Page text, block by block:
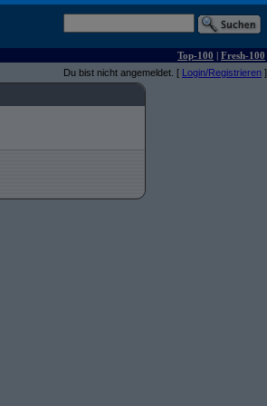
Top-100 | Fresh-100
Du bist nicht angemeldet. [ Login/Registrieren ]